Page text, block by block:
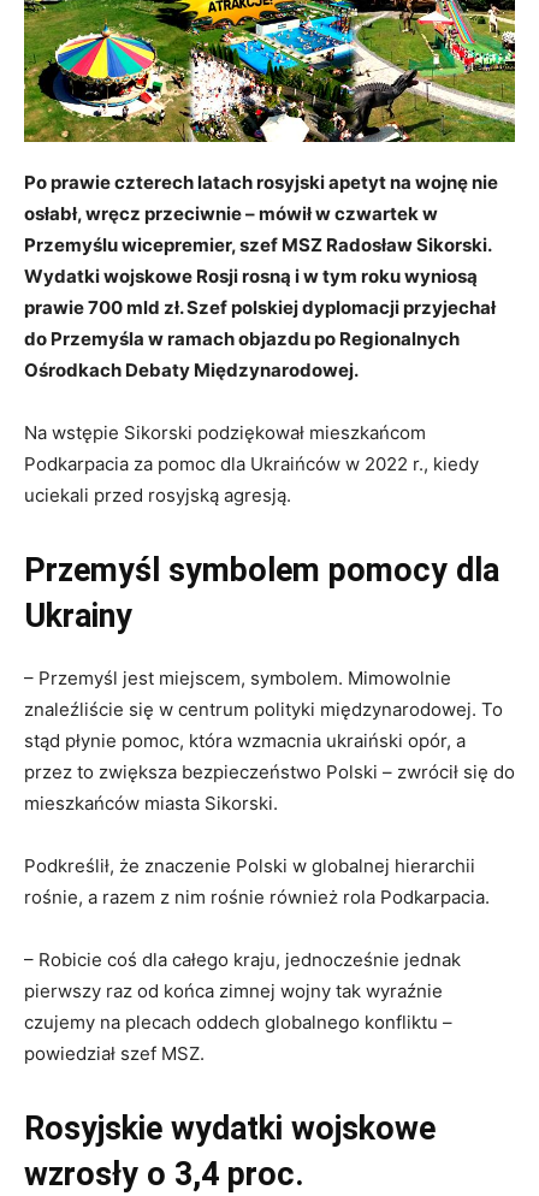
Po prawie czterech latach rosyjski apetyt na wojnę nie
osłabł, wręcz przeciwnie – mówił w czwartek w
Przemyślu wicepremier, szef MSZ Radosław Sikorski.
Wydatki wojskowe Rosji rosną i w tym roku wyniosą
prawie 700 mld zł. Szef polskiej dyplomacji przyjechał
do Przemyśla w ramach objazdu po Regionalnych
Ośrodkach Debaty Międzynarodowej.
Na wstępie Sikorski podziękował mieszkańcom
Podkarpacia za pomoc dla Ukraińców w 2022 r., kiedy
uciekali przed rosyjską agresją.
Przemyśl symbolem pomocy dla
Ukrainy
– Przemyśl jest miejscem, symbolem. Mimowolnie
znaleźliście się w centrum polityki międzynarodowej. To
stąd płynie pomoc, która wzmacnia ukraiński opór, a
przez to zwiększa bezpieczeństwo Polski – zwrócił się do
mieszkańców miasta Sikorski.
Podkreślił, że znaczenie Polski w globalnej hierarchii
rośnie, a razem z nim rośnie również rola Podkarpacia.
– Robicie coś dla całego kraju, jednocześnie jednak
pierwszy raz od końca zimnej wojny tak wyraźnie
czujemy na plecach oddech globalnego konfliktu –
powiedział szef MSZ.
Rosyjskie wydatki wojskowe
wzrosły o 3,4 proc.